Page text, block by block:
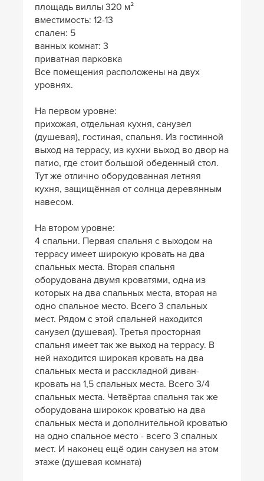
площадь виллы 320 м²
вместимость: 12-13
спален: 5
ванных комнат: 3
приватная парковка
Все помещения расположены на двух
уровнях.
На первом уровне:
прихожая, отдельная кухня, санузел
(душевая), гостиная, спальня. Из гостинной
выход на террасу, из кухни выход во двор на
патио, где стоит большой обеденный стол.
Тут же отлично оборудованная летняя
кухня, защищённая от солнца деревянным
навесом.
На втором уровне:
4 спальни. Первая спальня с выходом на
террасу имеет широкую кровать на два
спальных места. Вторая спальня
оборудована двумя кроватями, одна из
которых на два спальных места, вторая на
одно спальное место. Всего 3 спальных
мест. Рядом с этой спальней находится
санузел (душевая). Третья просторная
спальня имеет так же выход на террасу. В
ней находится широкая кровать на два
спальных места и расскладной диван-
кровать на 1,5 спальных места. Всего 3/4
спальных места. Четвёртаа спальня так же
оборудована широкок кроватью на два
спальных места и дополнительной кроватью
на одно спальное место - всего 3 спалных
мест. И наконец ещё один санузел на этом
этаже (душевая комната)